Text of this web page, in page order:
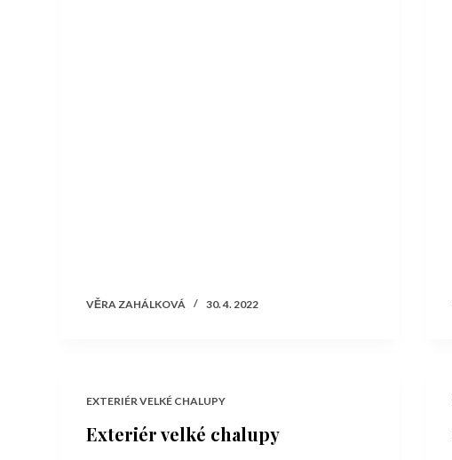
VĚRA ZAHÁLKOVÁ 30. 4. 2022
EXTERIÉR VELKÉ CHALUPY
Exteriér velké chalupy